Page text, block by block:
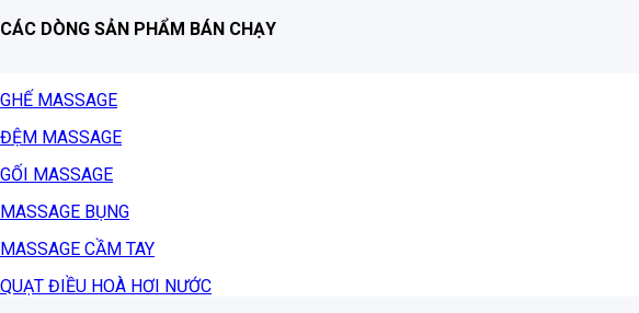
CÁC DÒNG SẢN PHẨM BÁN CHẠY
GHẾ MASSAGE
ĐỆM MASSAGE
GỐI MASSAGE
MASSAGE BỤNG
MASSAGE CẦM TAY
QUẠT ĐIỀU HOÀ HƠI NƯỚC